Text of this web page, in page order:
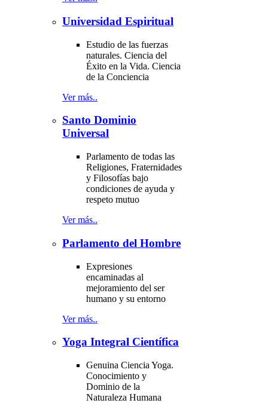
Universidad Espiritual
Estudio de las fuerzas
naturales. Ciencia del
Éxito en la Vida. Ciencia
de la Conciencia
Ver más..
Santo Dominio
Universal
Parlamento de todas las
Religiones, Fraternidades
y Filosofías bajo
condiciones de ayuda y
respeto mutuo
Ver más..
Parlamento del Hombre
Expresiones
encaminadas al
mejoramiento del ser
humano y su entorno
Ver más..
Yoga Integral Científica
Genuina Ciencia Yoga.
Conocimiento y
Dominio de la
Naturaleza Humana